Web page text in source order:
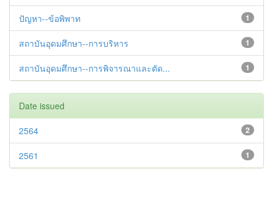
1
ปัญหา--ข้อพิพาท
1
สถาบันอุดมศึกษา--การบริหาร
1
สถาบันอุดมศึกษา--การพิจารณาและตัด...
Date issued
2
2564
1
2561